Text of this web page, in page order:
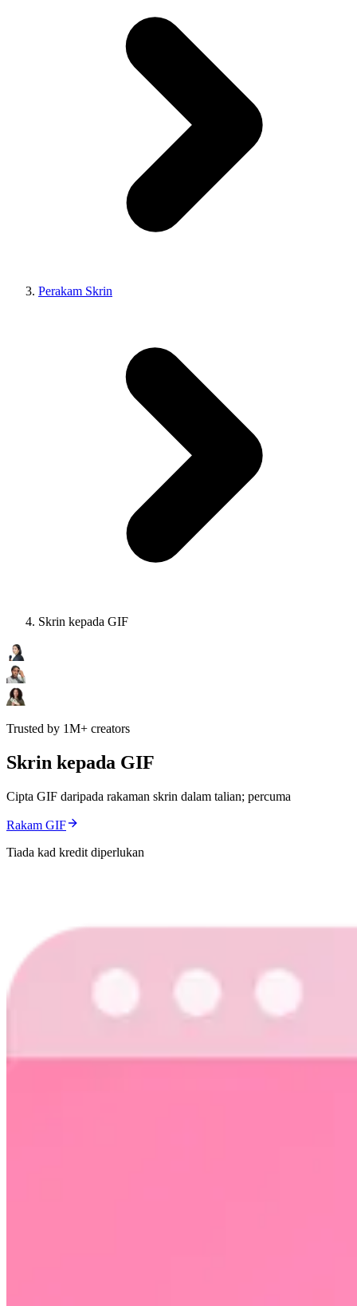
Perakam Skrin
Skrin kepada GIF
Trusted by 1M+ creators
Skrin kepada GIF
Cipta GIF daripada rakaman skrin dalam talian; percuma
Rakam GIF
Tiada kad kredit diperlukan